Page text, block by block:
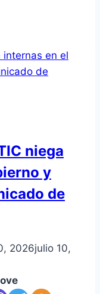
niega
y
de
2026julio 10,